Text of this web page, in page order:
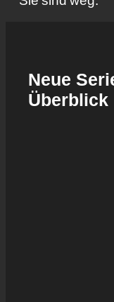
Neue
Überblick